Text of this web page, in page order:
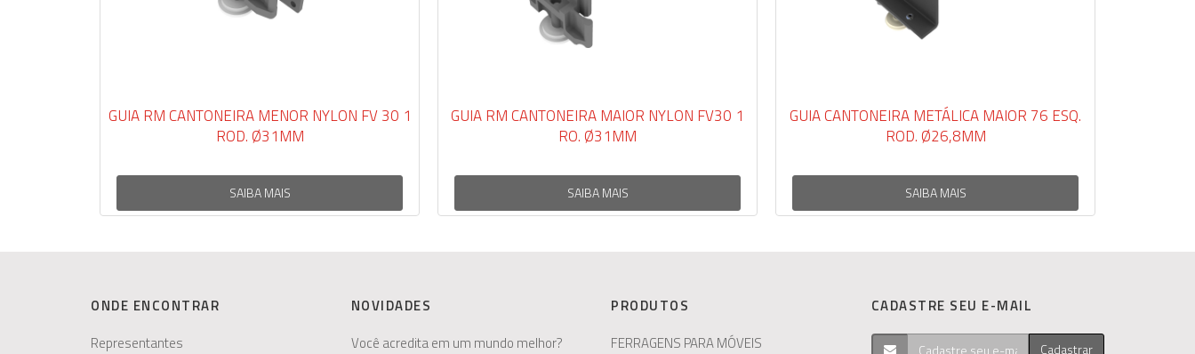
GUIA RM CANTONEIRA MENOR NYLON FV 30 1
ROD. Ø31MM
SAIBA MAIS
GUIA RM CANTONEIRA MAIOR NYLON FV30 1
RO. Ø31MM
SAIBA MAIS
GUIA CANTONEIRA METÁLICA MAIOR 76 ESQ.
ROD. Ø26,8MM
SAIBA MAIS
GUIA RM RETA 1
ONDE ENCONTRAR
Representantes
NOVIDADES
Você acredita em um mundo melhor?
PRODUTOS
FERRAGENS PARA MÓVEIS
CADASTRE SEU E-MAIL
Cadastrar